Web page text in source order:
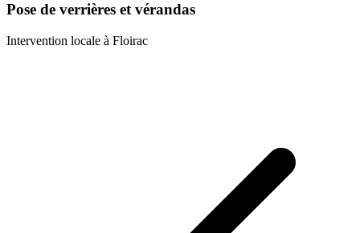
Pose de verrières et vérandas
Intervention locale à Floirac